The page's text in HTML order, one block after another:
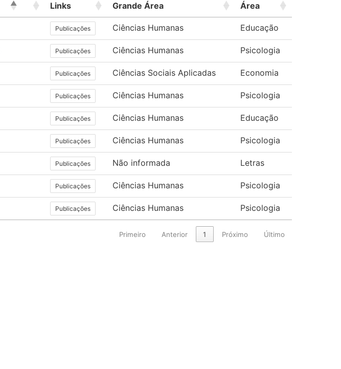
Links Grande Área Área
Publicações Ciências Humanas Educação
Publicações Ciências Humanas Psicologia
Publicações Ciências Sociais Aplicadas Economia
Publicações Ciências Humanas Psicologia
Publicações Ciências Humanas Educação
Publicações Ciências Humanas Psicologia
Publicações Não informada Letras
Publicações Ciências Humanas Psicologia
Publicações Ciências Humanas Psicologia
Primeiro Anterior 1 Próximo Último